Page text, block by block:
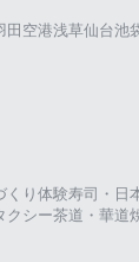
田空港浅草仙台池
くり体験寿司・日
クシー茶道・華道